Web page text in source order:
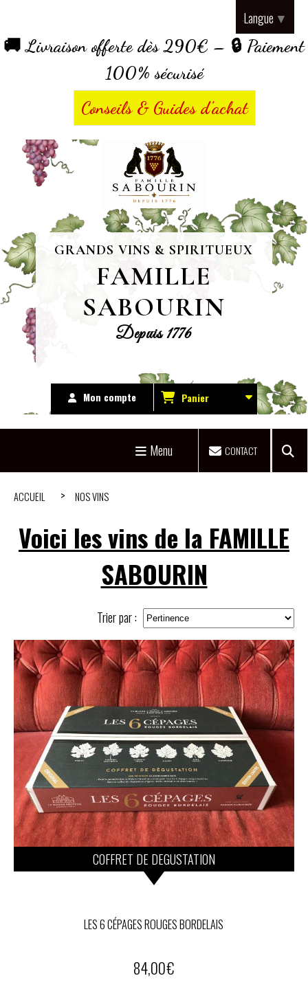
🚚 Livraison offerte dès 290€ – 🔒 Paiement
100% sécurisé
Conseils & Guides d’achat
GRANDS VINS & SPIRITUEUX
FAMILLE
SABOURIN
Depuis 1776
Mon compte Panier
Menu CONTACT
ACCUEIL NOS VINS
Voici les vins de la FAMILLE
SABOURIN
Trier par :
COFFRET DE DEGUSTATION
LES 6 CÉPAGES ROUGES BORDELAIS
84,00€
Langue ▼